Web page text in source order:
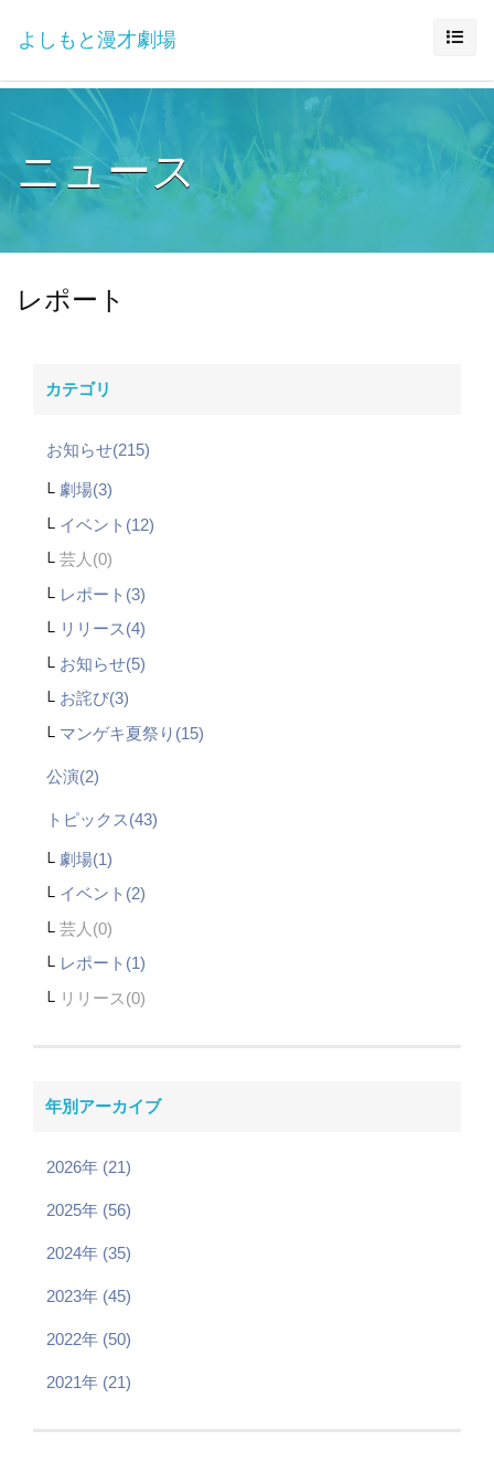
よしもと漫才劇場
ニュース
レポート
カテゴリ
お知らせ(215)
劇場(3)
イベント(12)
芸人
レポート(3)
リリース(4)
お知らせ(5)
お詫び(3)
マンゲキ夏祭り(15)
公演(2)
トピックス(43)
劇場(1)
イベント(2)
芸人
レポート(1)
リリース
年別アーカイブ
2026年 (21)
2025年 (56)
2024年 (35)
2023年 (45)
2022年 (50)
2021年 (21)